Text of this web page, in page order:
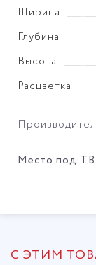
Ширина
Глубина
Высота
Расцветка
Место под
С ЭТИМ